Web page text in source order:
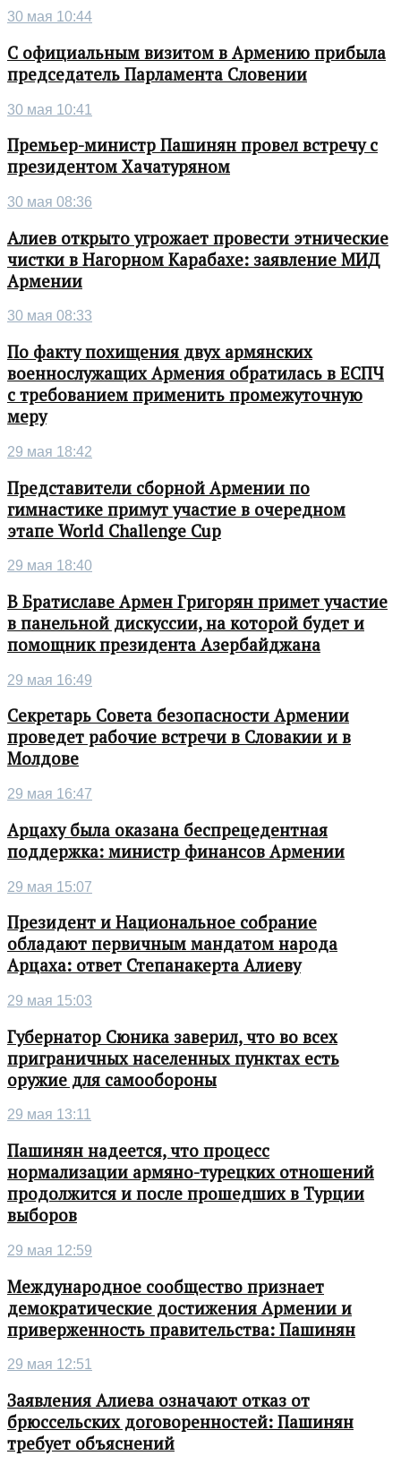
30 мая 10:44
С официальным визитом в Армению прибыла
председатель Парламента Словении
30 мая 10:41
Премьер-министр Пашинян провел встречу с
президентом Хачатуряном
30 мая 08:36
Алиев открыто угрожает провести этнические
чистки в Нагорном Карабахе: заявление МИД
Армении
30 мая 08:33
По факту похищения двух армянских
военнослужащих Армения обратилась в ЕСПЧ
с требованием применить промежуточную
меру
29 мая 18:42
Представители сборной Армении по
гимнастике примут участие в очередном
этапе World Challenge Cup
29 мая 18:40
В Братиславе Армен Григорян примет участие
в панельной дискуссии, на которой будет и
помощник президента Азербайджана
29 мая 16:49
Секретарь Совета безопасности Армении
проведет рабочие встречи в Словакии и в
Молдове
29 мая 16:47
Арцаху была оказана беспрецедентная
поддержка: министр финансов Армении
29 мая 15:07
Президент и Национальное собрание
обладают первичным мандатом народа
Арцаха: ответ Степанакерта Алиеву
29 мая 15:03
Губернатор Сюника заверил, что во всех
приграничных населенных пунктах есть
оружие для самообороны
29 мая 13:11
Пашинян надеется, что процесс
нормализации армяно-турецких отношений
продолжится и после прошедших в Турции
выборов
29 мая 12:59
Международное сообщество признает
демократические достижения Армении и
приверженность правительства: Пашинян
29 мая 12:51
Заявления Алиева означают отказ от
брюссельских договоренностей: Пашинян
требует объяснений